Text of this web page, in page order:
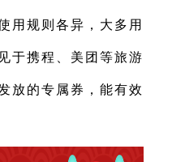
用规则各异，大多用
于携程、美团等旅游
放的专属券，能有效